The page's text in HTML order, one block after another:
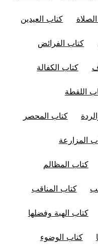
كتاب العيدين
كتاب الفرائض
كتاب الكفالة
اللقطة
كتاب المحصر
المزارعة
كتاب المظالم
كتاب المناقب
كتاب الهبة وفضلها
كتاب الوضوء